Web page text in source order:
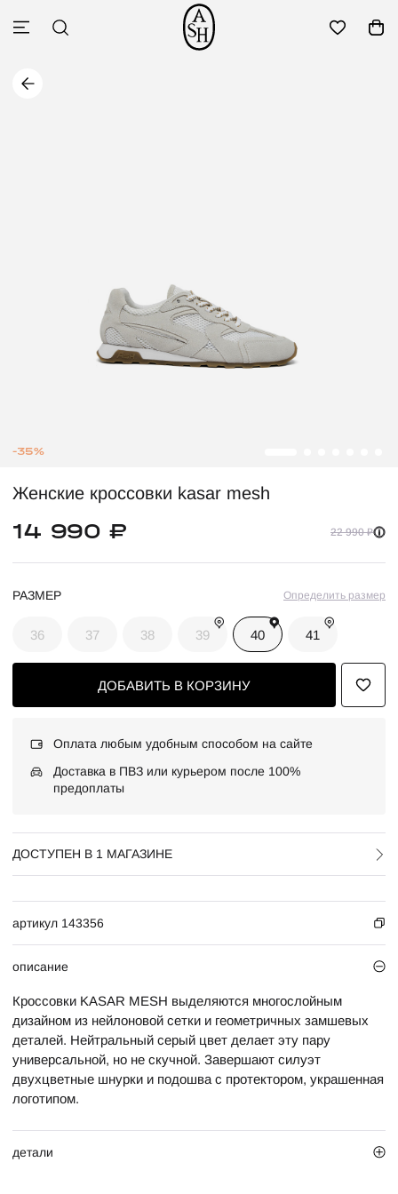
-35%
Женские кроссовки kasar mesh
14 990 ₽ 22 990 ₽
РАЗМЕР Определить размер
36 37 38 39 40 41
ДОБАВИТЬ В КОРЗИНУ
Оплата любым удобным способом на сайте
Доставка в ПВЗ или курьером после 100%
предоплаты
ДОСТУПЕН В 1 МАГАЗИНЕ
артикул 143356
описание
Кроссовки KASAR MESH выделяются многослойным
дизайном из нейлоновой сетки и геометричных замшевых
деталей. Нейтральный серый цвет делает эту пару
универсальной, но не скучной. Завершают силуэт
двухцветные шнурки и подошва с протектором, украшенная
логотипом.
детали